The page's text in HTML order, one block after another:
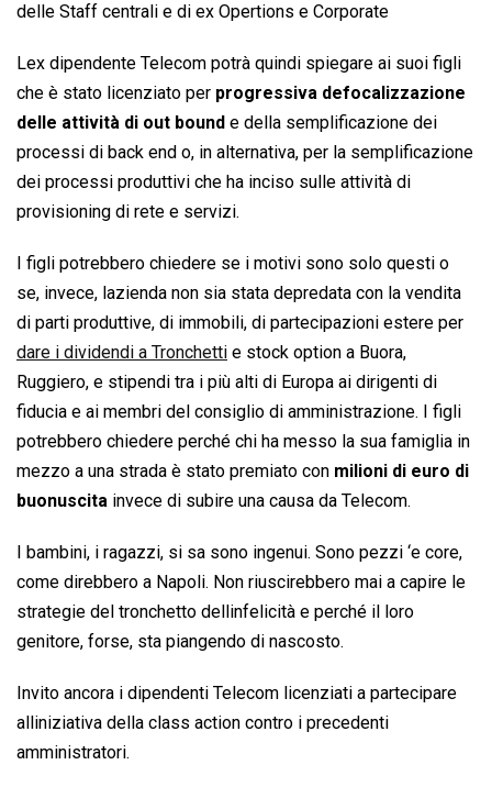
delle Staff centrali e di ex Opertions e Corporate
Lex dipendente Telecom potrà quindi spiegare ai suoi figli
che è stato licenziato per  progressiva defocalizzazione
delle attività di out bound e della semplificazione dei
processi di back end o, in alternativa, per la semplificazione
dei processi produttivi che ha inciso sulle attività di
provisioning di rete e servizi.
I figli potrebbero chiedere se i motivi sono solo questi o
se, invece, lazienda non sia stata depredata con la vendita
di parti produttive, di immobili, di partecipazioni estere per
dare i dividendi a Tronchetti e stock option a Buora,
Ruggiero, e stipendi tra i più alti di Europa ai dirigenti di
fiducia e ai membri del consiglio di amministrazione. I figli
potrebbero chiedere perché chi ha messo la sua famiglia in
mezzo a una strada è stato premiato con milioni di euro di
buonuscita invece di subire una causa da Telecom.
I bambini, i ragazzi, si sa sono ingenui. Sono pezzi ‘e core,
come direbbero a Napoli. Non riuscirebbero mai a capire le
strategie del tronchetto dellinfelicità e perché il loro
genitore, forse, sta piangendo di nascosto.
Invito ancora i dipendenti Telecom licenziati a partecipare
alliniziativa della class action contro i precedenti
amministratori.